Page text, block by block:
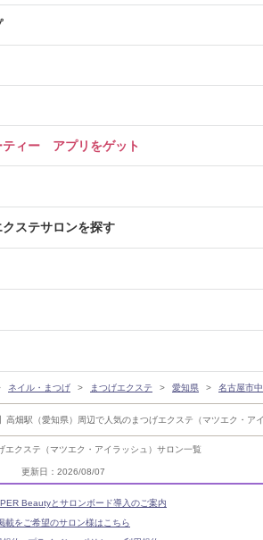
エクステ（マツエク・アイラッシュ）サロン一覧
更新日：2026/08/07
ティー アプリをゲット
ステサロンを探す
ネイル・まつげ まつげエクステ 愛知県 名古屋市
高畑駅（愛知県）周辺で人気のまつげエクステ（マツエク・
Beautyとサロンボード導入のご案内
載をご希望のサロン様はこちら